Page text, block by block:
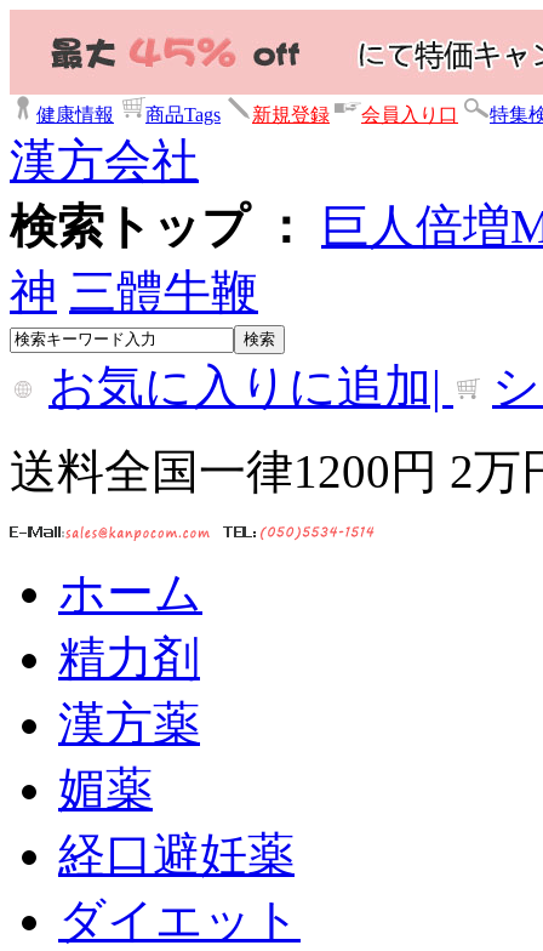
健康情報 商品Tags 新規登録 会員入り口 特集
漢方会社
検索トップ ：
巨人倍増
神 三體牛鞭
お気に入りに追加|
送料全国一律1200円 2
ホーム
精力剤
漢方薬
媚薬
経口避妊薬
ダイエット